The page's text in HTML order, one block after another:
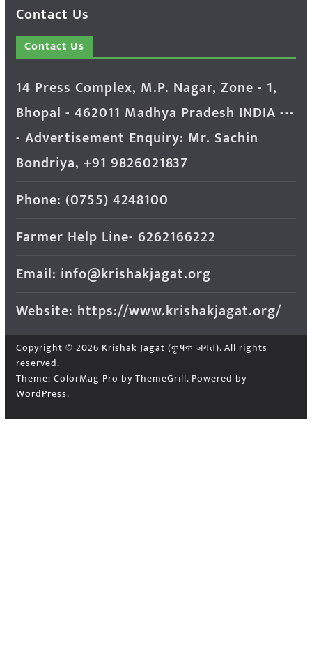
Contact Us
Contact Us
14 Press Complex, M.P. Nagar, Zone - 1,
Bhopal - 462011 Madhya Pradesh INDIA ---
- Advertisement Enquiry: Mr. Sachin
Bondriya, +91 9826021837
Phone: (0755) 4248100
Farmer Help Line- 6262166222
Email: info@krishakjagat.org
Website: https://www.krishakjagat.org/
Copyright © 2026 Krishak Jagat (कृषक जगत). All rights
reserved.
Theme: ColorMag Pro by ThemeGrill. Powered by
WordPress.